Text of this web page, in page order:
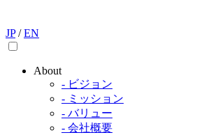
JP / EN
About
- ビジョン
- ミッション
- バリュー
- 会社概要